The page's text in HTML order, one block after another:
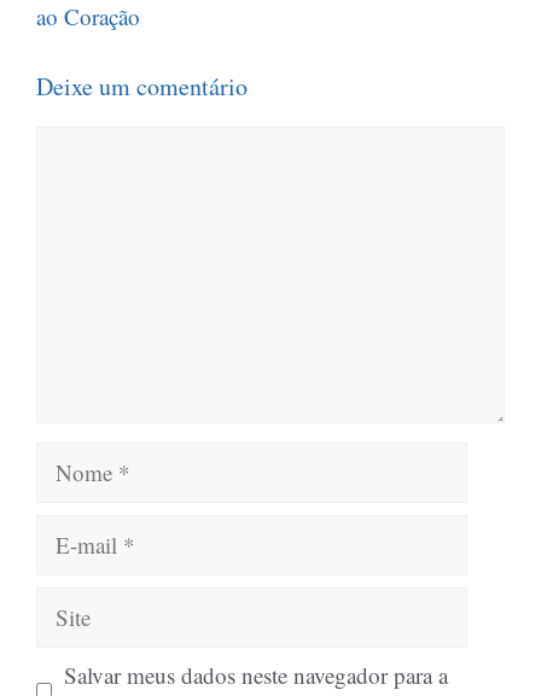
ao Coração
Deixe um comentário
mail
Salvar meus dados neste navegador para a